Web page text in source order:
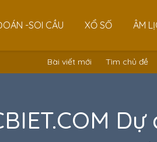
-SOI CẦU XỔ SỐ ÂM
Bài viết mới Tìm chủ đề